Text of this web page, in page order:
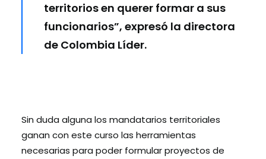
territorios en querer formar a sus
funcionarios”, expresó la directora
de Colombia Líder.
Sin duda alguna los mandatarios territoriales
ganan con este curso las herramientas
necesarias para poder formular proyectos de